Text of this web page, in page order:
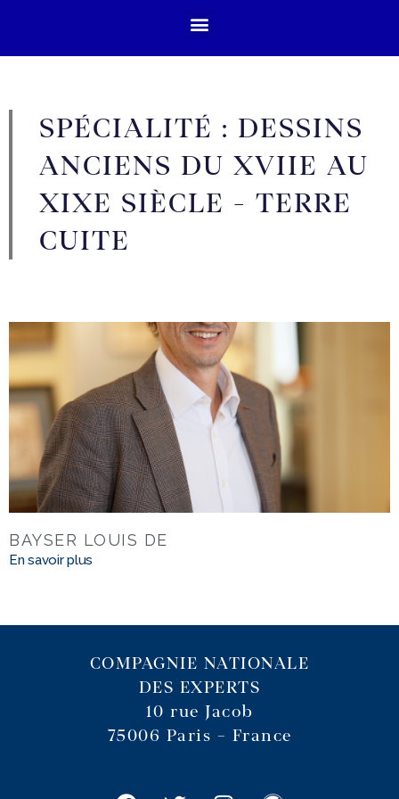
SPÉCIALITÉ : DESSINS
ANCIENS DU XVIIE AU
XIXE SIÈCLE - TERRE
CUITE
BAYSER LOUIS DE
En savoir plus
COMPAGNIE NATIONALE
DES EXPERTS
10 rue Jacob
75006 Paris – France